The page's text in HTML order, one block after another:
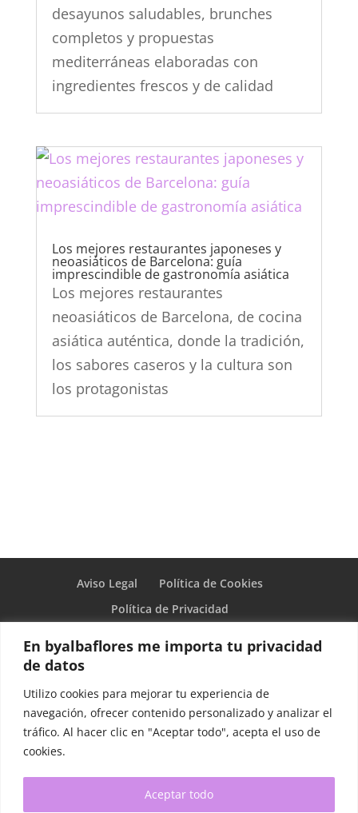
En byalbaflores me importa tu privacidad
de datos
Utilizo cookies para mejorar tu experiencia de
navegación, ofrecer contenido personalizado y analizar el
tráfico. Al hacer clic en "Aceptar todo", acepta el uso de
cookies.
Aceptar todo
desayunos saludables, brunches
completos y propuestas
mediterráneas elaboradas con
ingredientes frescos y de calidad
Los mejores restaurantes japoneses y
neoasiáticos de Barcelona: guía
imprescindible de gastronomía asiática
Los mejores restaurantes
neoasiáticos de Barcelona, de cocina
asiática auténtica, donde la tradición,
los sabores caseros y la cultura son
los protagonistas
Aviso Legal
Política de Cookies
Política de Privacidad
By Alba Flores